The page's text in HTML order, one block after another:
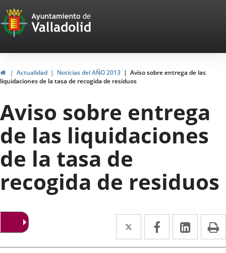
Portal
Web
del
Ayuntamiento
de
Valladolid
InicioActualidad Noticias del AÑO 2013
Aviso sobre entrega de las
liquidaciones de la tasa de recogida de residuos
Aviso sobre entrega
de las liquidaciones
de la tasa de
recogida de residuos
Twitter
Enlace
a
Facebook
Enlace
a
Enlace
a